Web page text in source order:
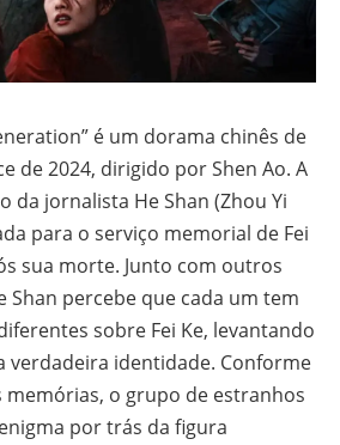
é um dorama chinês de
de 2024, dirigido por Shen Ao. A
da jornalista He Shan (Zhou Yi
para o serviço memorial de Fei
sua morte. Junto com outros
Shan percebe que cada um tem
sobre Fei Ke, levantando
verdadeira identidade. Conforme
o grupo de estranhos
por trás da figura